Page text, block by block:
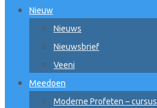
Nieuw
Nieuws
Nieuwsbrief
Veeni
Meedoen
Moderne Profeten – cursus